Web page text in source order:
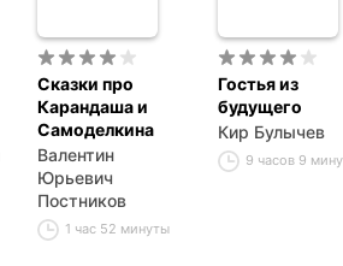
Сказки про
Карандаша и
Самоделкина
Валентин
Юрьевич
Постников
1 час 52 минуты
Гостья из
будущего
Кир Булычев
9 часов 9